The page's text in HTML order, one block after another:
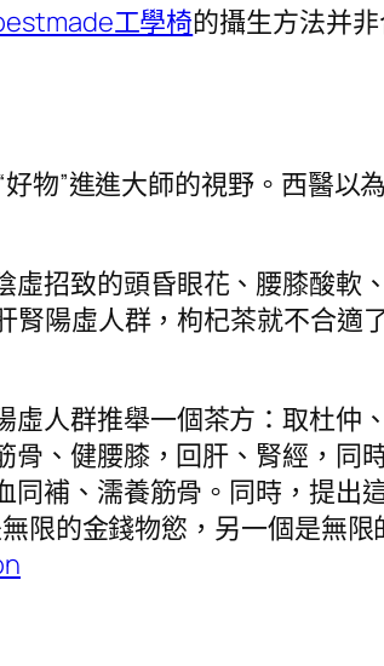
工學椅的攝生方法并
好物”進進大師的視野。西醫以
招致的頭昏眼花、腰膝酸軟
腎陽虛人群，枸杞茶就不合適
虛人群推舉一個茶方：取杜仲
骨、健腰膝，回肝、腎經，同
補、濡養筋骨。同時，提出
限的金錢物慾，另一個是無